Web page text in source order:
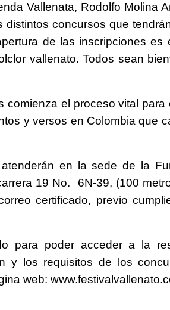
Vallenata, Rodolfo Molina
distintos concursos que
de las inscripciones es
vallenato. Todos sean
comienza el proceso vital para
y versos en Colombia que
en la sede de la
19 No. 6N-39, (100
certificado, previo
para poder acceder a la
y los requisitos de los
web: